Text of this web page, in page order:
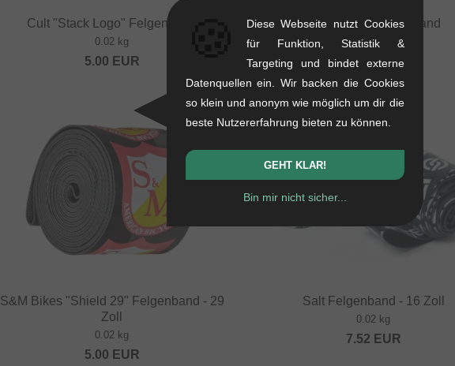
Cult "Stack Logo" Felgenband
0.02 kg
5.00 EUR
Fiend BMX Felgenband
0.02 kg
4.16EUR
S&M Bikes "Shield 29" Felgenband - 29
Zoll
0.02 kg
5.00 EUR
Salt Felgenband - 16 Zoll
0.02 kg
7.52 EUR
Diese Webseite nutzt Cookies
für Funktion, Statistik &
Targeting und bindet externe
Datenquellen ein. Wir backen die Cookies
so klein und anonym wie möglich um dir die
beste Nutzererfahrung bieten zu können.
GEHT KLAR!
Bin mir nicht sicher...